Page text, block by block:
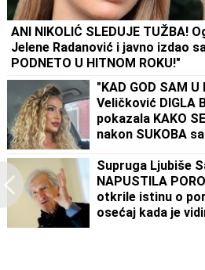
ANI NIKOLIĆ SLEDUJE TUŽBA!
Jelene Radanović i javno izdao
PODNETO U HITNOM ROKU!"
"KAD GOD SAM
Veličković DIGLA
pokazala KAKO
nakon SUKOBA
Supruga Ljubiše
NAPUSTILA
otkrile istinu o
osećaj kada je